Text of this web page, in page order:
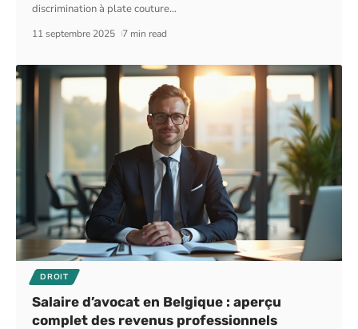
discrimination à plate couture…
11 septembre 2025 7 min read
DROIT
Salaire d’avocat en Belgique : aperçu
complet des revenus professionnels